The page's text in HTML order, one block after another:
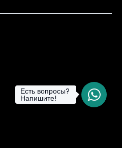
Есть вопросы?
Напишите!